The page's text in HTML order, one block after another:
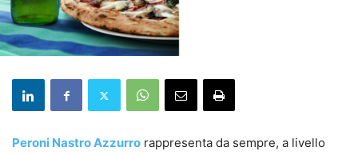
Peroni Nastro Azzurro rappresenta da sempre, a livello